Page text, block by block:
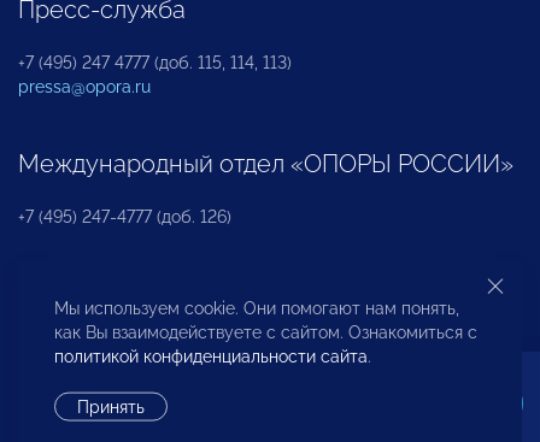
Пресс-служба
+7 (495) 247 4777 (доб. 115, 114, 113)
pressa@opora.ru
Международный отдел «ОПОРЫ РОССИИ»
+7 (495) 247-4777 (доб. 126)
Бюро по защите прав предпринимателей и
инвесторов
Мы используем cookie. Они помогают нам понять,
как Вы взаимодействуете с сайтом. Ознакомиться с
политикой конфиденциальности сайта.
Принять